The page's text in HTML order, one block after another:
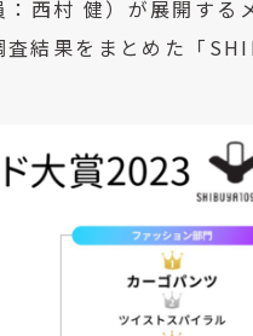
西村 健）が展開する
査結果をまとめた「